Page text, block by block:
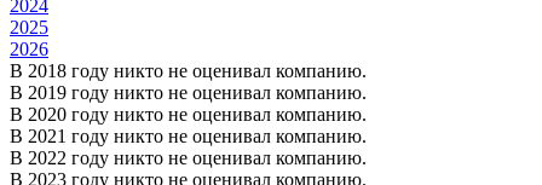
2024
2025
2026
В 2018 году никто не оценивал компанию.
В 2019 году никто не оценивал компанию.
В 2020 году никто не оценивал компанию.
В 2021 году никто не оценивал компанию.
В 2022 году никто не оценивал компанию.
В 2023 году никто не оценивал компанию.